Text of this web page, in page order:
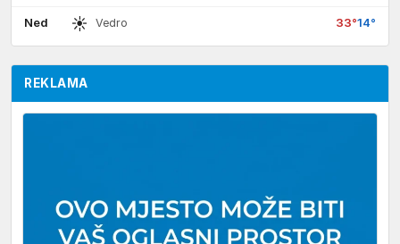
Ned ☀ Vedro 33°14°
REKLAMA